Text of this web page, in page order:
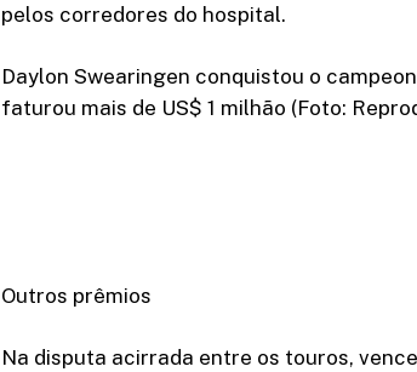
pelos corredores do hospital.
Daylon Swearingen conquistou o
faturou mais de US$ 1 milhão (Foto:
Outros prêmios
Na disputa acirrada entre os touros,